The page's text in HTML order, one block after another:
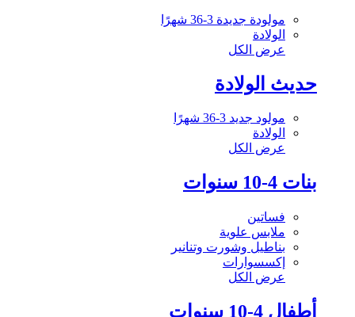
مولودة جديدة 3-36 شهرًا
الولادة
عرض الكل
حديث الولادة
مولود جديد 3-36 شهرًا
الولادة
عرض الكل
بنات 4-10 سنوات
فساتين
ملابس علوية
بناطيل وشورت وتنانير
إكسسوارات
عرض الكل
أطفال 4-10 سنوات